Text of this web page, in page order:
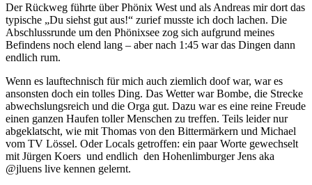
Der Rückweg führte über Phönix West und als Andreas mir dort das
typische „Du siehst gut aus!“ zurief musste ich doch lachen. Die
Abschlussrunde um den Phönixsee zog sich aufgrund meines
Befindens noch elend lang – aber nach 1:45 war das Dingen dann
endlich rum.
Wenn es lauftechnisch für mich auch ziemlich doof war, war es
ansonsten doch ein tolles Ding. Das Wetter war Bombe, die Strecke
abwechslungsreich und die Orga gut. Dazu war es eine reine Freude
einen ganzen Haufen toller Menschen zu treffen. Teils leider nur
abgeklatscht, wie mit Thomas von den Bittermärkern und Michael
vom TV Lössel. Oder Locals getroffen: ein paar Worte gewechselt
mit Jürgen Koers und endlich den Hohenlimburger Jens aka
@jluens live kennen gelernt.